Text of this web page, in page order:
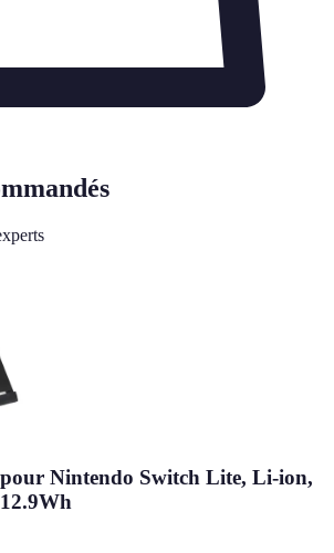
Nintendo Switch Lite, Li-ion,